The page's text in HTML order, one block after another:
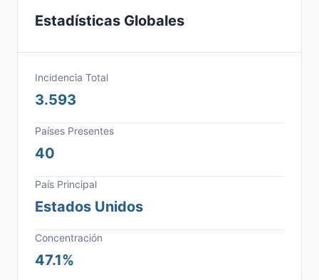
Estadísticas Globales
Incidencia Total
3.593
Países Presentes
40
País Principal
Estados Unidos
Concentración
47.1%